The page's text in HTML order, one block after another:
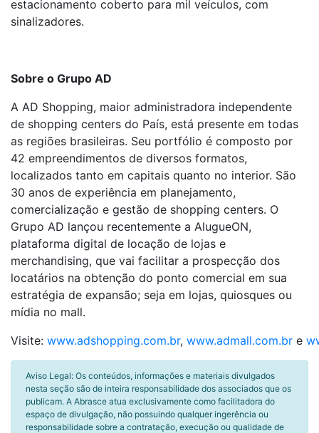
estacionamento coberto para mil veículos, com
sinalizadores.
Sobre o Grupo AD
A AD Shopping, maior administradora independente
de shopping centers do País, está presente em todas
as regiões brasileiras. Seu portfólio é composto por
42 empreendimentos de diversos formatos,
localizados tanto em capitais quanto no interior. São
30 anos de experiência em planejamento,
comercialização e gestão de shopping centers. O
Grupo AD lançou recentemente a AlugueON,
plataforma digital de locação de lojas e
merchandising, que vai facilitar a prospecção dos
locatários na obtenção do ponto comercial em sua
estratégia de expansão; seja em lojas, quiosques ou
mídia no mall.
Visite: www.adshopping.com.br, www.admall.com.br e
Aviso Legal: Os conteúdos, informações e materiais divulgados
nesta seção são de inteira responsabilidade dos associados que os
publicam. A Abrasce atua exclusivamente como facilitadora do
espaço de divulgação, não possuindo qualquer ingerência ou
responsabilidade sobre a contratação, execução ou qualidade de